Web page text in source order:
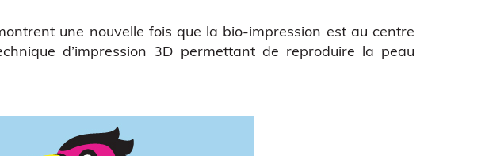
une nouvelle fois que la bio-impression est au centre
d’impression 3D permettant de reproduire la peau